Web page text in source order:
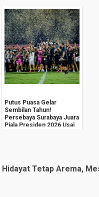
Putus Puasa Gelar
Sembilan Tahun!
Persebaya Surabaya Juara
Piala Presiden 2026 Usai
Hidayat Tetap Arema,